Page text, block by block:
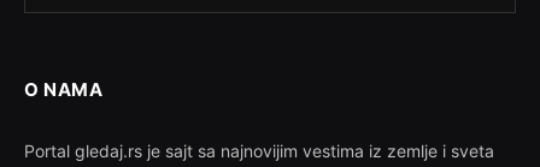
O NAMA
Portal gledaj.rs je sajt sa najnovijim vestima iz zemlje i sveta